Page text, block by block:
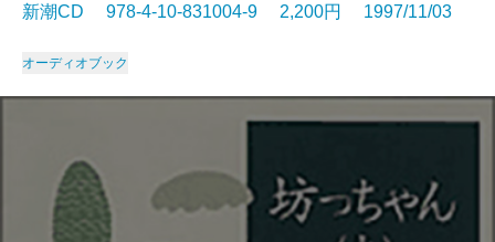
新潮CD 978-4-10-831004-9 2,200円 1997/11/03
オーディオブック